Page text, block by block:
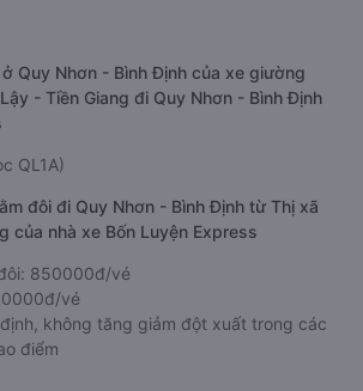
Quy Nhơn - Bình Định của xe giường
- Tiền Giang đi Quy Nhơn - Bình Định
QL1A)
đôi đi Quy Nhơn - Bình Định từ Thị xã
của nhà xe Bốn Luyện Express
850000đ/vé
vé
không tăng giảm đột xuất trong các
điểm